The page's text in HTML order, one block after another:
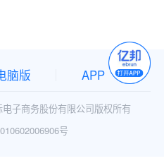
脑版 APP
子商务股份有限公司版权所有
号